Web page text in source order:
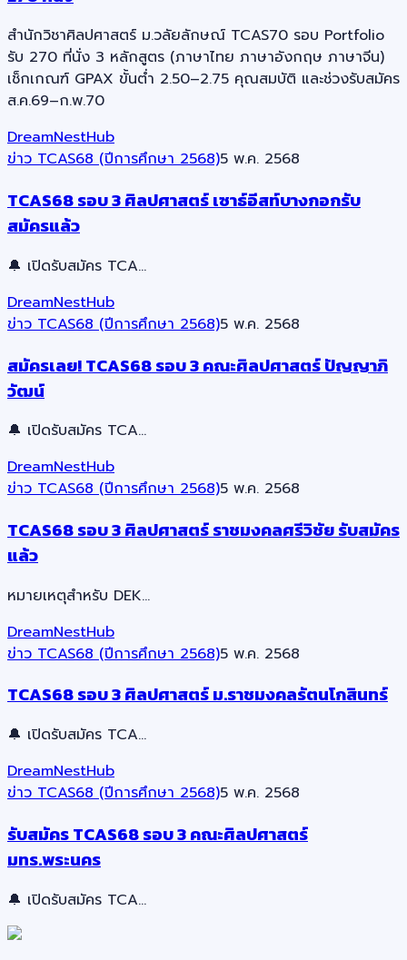
สำนักวิชาศิลปศาสตร์ ม.วลัยลักษณ์ TCAS70 รอบ Portfolio
รับ 270 ที่นั่ง 3 หลักสูตร (ภาษาไทย ภาษาอังกฤษ ภาษาจีน)
เช็กเกณฑ์ GPAX ขั้นต่ำ 2.50–2.75 คุณสมบัติ และช่วงรับสมัคร
ส.ค.69–ก.พ.70
DreamNestHub
ข่าว TCAS68 (ปีการศึกษา 2568)5 พ.ค. 2568
TCAS68 รอบ 3 ศิลปศาสตร์ เซาธ์อีสท์บางกอกรับ
สมัครแล้ว
🔔 เปิดรับสมัคร TCA…
DreamNestHub
ข่าว TCAS68 (ปีการศึกษา 2568)5 พ.ค. 2568
สมัครเลย! TCAS68 รอบ 3 คณะศิลปศาสตร์ ปัญญาภิ
วัฒน์
🔔 เปิดรับสมัคร TCA…
DreamNestHub
ข่าว TCAS68 (ปีการศึกษา 2568)5 พ.ค. 2568
TCAS68 รอบ 3 ศิลปศาสตร์ ราชมงคลศรีวิชัย รับสมัคร
แล้ว
หมายเหตุสำหรับ DEK…
DreamNestHub
ข่าว TCAS68 (ปีการศึกษา 2568)5 พ.ค. 2568
TCAS68 รอบ 3 ศิลปศาสตร์ ม.ราชมงคลรัตนโกสินทร์
🔔 เปิดรับสมัคร TCA…
DreamNestHub
ข่าว TCAS68 (ปีการศึกษา 2568)5 พ.ค. 2568
รับสมัคร TCAS68 รอบ 3 คณะศิลปศาสตร์
มทร.พระนคร
🔔 เปิดรับสมัคร TCA…